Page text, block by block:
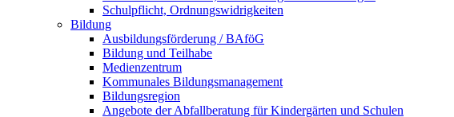
Schulpflicht, Ordnungswidrigkeiten
Bildung
Ausbildungsförderung / BAföG
Bildung und Teilhabe
Medienzentrum
Kommunales Bildungsmanagement
Bildungsregion
Angebote der Abfallberatung für Kindergärten und Schulen